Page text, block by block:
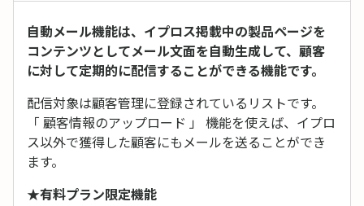
自動メール機能は、イプロス掲載中の製品ページを
コンテンツとしてメール文面を自動生成して、顧客
に対して定期的に配信することができる機能です。
配信対象は顧客管理に登録されているリストです。
「 顧客情報のアップロード 」 機能を使えば、イプロ
ス以外で獲得した顧客にもメールを送ることができ
ます。
★有料プラン限定機能